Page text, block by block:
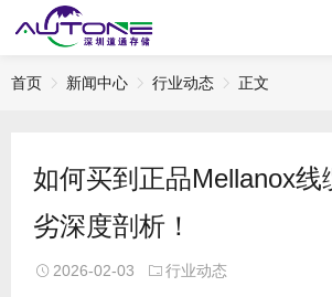
首页 新闻中心 行业动态 正文
如何买到正品Mellanox线
劣深度剖析！
2026-02-03 行业动态